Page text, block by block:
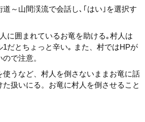
道～山間渓流で会話し､｢はい｣を選択す
に囲まれているお竜を助ける｡村人は
1だとちょっと辛い｡ また、村ではHPが
で注意。
使うなど、村人を倒さないままお竜に話
た扱いにる。お竜に村人を倒させること